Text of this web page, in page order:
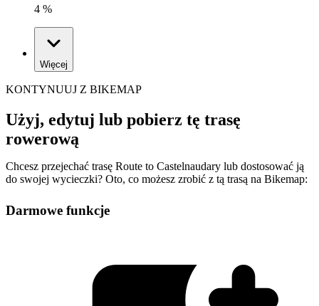
4 %
Więcej
KONTYNUUJ Z BIKEMAP
Użyj, edytuj lub pobierz tę trasę
rowerową
Chcesz przejechać trasę Route to Castelnaudary lub dostosować ją
do swojej wycieczki? Oto, co możesz zrobić z tą trasą na Bikemap:
Darmowe funkcje